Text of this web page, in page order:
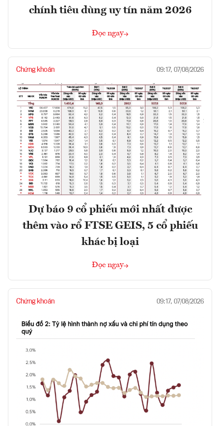
chính tiêu dùng uy tín năm 2026
Đọc ngay
Chứng khoán 09:17, 07/08/2026
Dự báo 9 cổ phiếu mới nhất được
thêm vào rổ FTSE GEIS, 5 cổ phiếu
khác bị loại
Đọc ngay
Chứng khoán 09:17, 07/08/2026